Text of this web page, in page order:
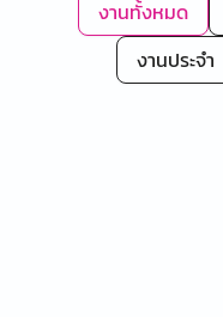
งานทั้งหมด
งานประจำ